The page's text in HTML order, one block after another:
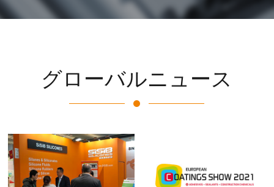
グローバルニュース